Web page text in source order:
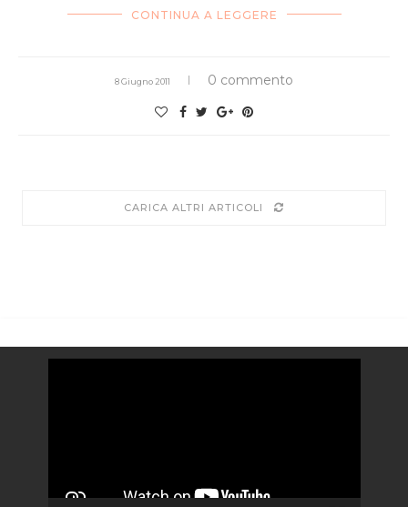
CONTINUA A LEGGERE
8 Giugno 2011 0 commento
CARICA ALTRI ARTICOLI